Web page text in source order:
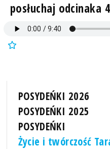
posłuchaj odcinaka
POSYDEŃKI 2026
POSYDEŃKI 2025
POSYDEŃKI
Życie i twórczość